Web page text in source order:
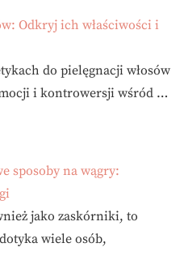
Odkryj ich właściwości i
do pielęgnacji włosów
i kontrowersji wśród …
sposoby na wągry:
jako zaskórniki, to
wiele osób,